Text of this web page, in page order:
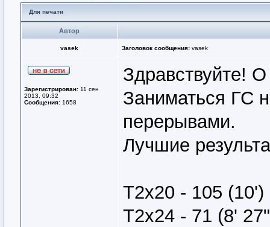
Для печати
Автор
vasek Заголовок сообщения: vasek
Зарегистрирован: 11 сен
2013, 09:32
Сообщения: 1658
Здравствуйте!
Заниматься ГС
перерывами.
Лучшие
Т2х20 - 105
Т2х24 - 71 (8'